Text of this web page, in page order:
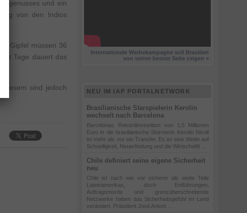
und ein
von den Indios
Gipfel müssen 36
Tage dauert das
sind jedoch
Internationale Werbekampagne soll Brasilien
von seiner besten Seite zeigen »
NEU IM IAP PORTALNETWORK
Brasilianische Starspielerin Kerolin
wechselt nach Barcelona
Barcelonas Rekordinvestition von 1,5 Millionen
Euro in die brasilianische Stürmerin Kerolin Nicoli
ist mehr als nur ein Transfer. Es ist eine Wette auf
Schnelligkeit, Neuerfindung und die Wirtschaftli …
Chile definiert seine eigene Sicherheit
neu
Chile ist nach wie vor sicherer als weite Teile
Lateinamerikas, doch Entführungen,
Auftragsmorde und grenzüberschreitende
Netzwerke haben das Sicherheitsgefühl im Land
verändert. Präsident José Antoni …